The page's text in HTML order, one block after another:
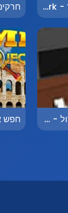
מצאו בחושך - Find in the Dark
המשחק הגדול - The Big Game